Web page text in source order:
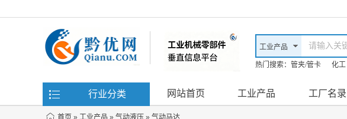
热门搜索： 管夹/管卡 化工
行业分类 网站首页 工业产品 工厂名录
首页 » 工业产品 » 气动液压 » 气动马达